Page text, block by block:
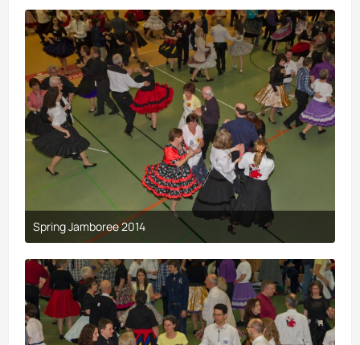
Spring Jamboree 2014
9. April 2017 um 19:44